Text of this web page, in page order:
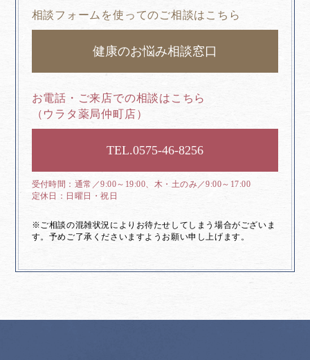
相談フォームを使ってのご相談はこちら
健康のお悩み相談窓口
お電話・ご来店での相談はこちら
（ウラタ薬局仲町店）
0575-46-8256
通常／9:00～19:00、木・土のみ／9:00～17:00
日曜日・祝日
※ご相談の混雑状況によりお待たせしてしまう場合がございま
す。予めご了承くださいますようお願い申し上げます。